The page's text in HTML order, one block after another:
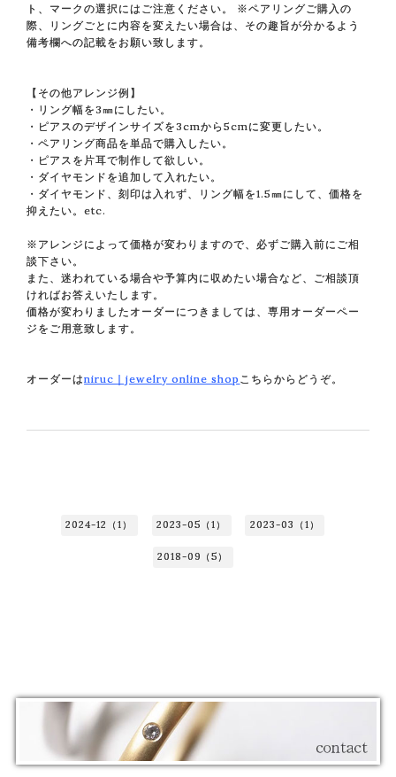
ト、マークの選択にはご注意ください。 ※ペアリングご購入の
際、リングごとに内容を変えたい場合は、その趣旨が分かるよう
備考欄への記載をお願い致します。
【その他アレンジ例】
・リング幅を3㎜にしたい。
・ピアスのデザインサイズを3cmから5cmに変更したい。
・ペアリング商品を単品で購入したい。
・ピアスを片耳で制作して欲しい。
・ダイヤモンドを追加して入れたい。
・ダイヤモンド、刻印は入れず、リング幅を1.5㎜にして、価格を
抑えたい。etc.
※アレンジによって価格が変わりますので、必ずご購入前にご相
談下さい。
また、迷われている場合や予算内に収めたい場合など、ご相談頂
ければお答えいたします。
価格が変わりましたオーダーにつきましては、専用オーダーペー
ジをご用意致します。
オーダーはniruc｜jewelry online shop こちらからどうぞ。
2024-12（1） 2023-05（1） 2023-03（1）
2018-09（5）